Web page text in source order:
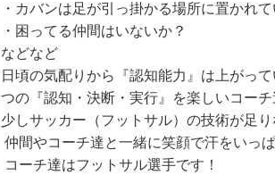
・カバンは足が引っ掛かる場所に置かれて
・困ってる仲間はいないか？
などなど
日頃の気配りから『認知能力』は上がっ
つの『認知・決断・実行』を楽しいコー
少しサッカー（フットサル）の技術が足
仲間やコーチ達と一緒に笑顔で汗をいっ
コーチ達はフットサル選手です！